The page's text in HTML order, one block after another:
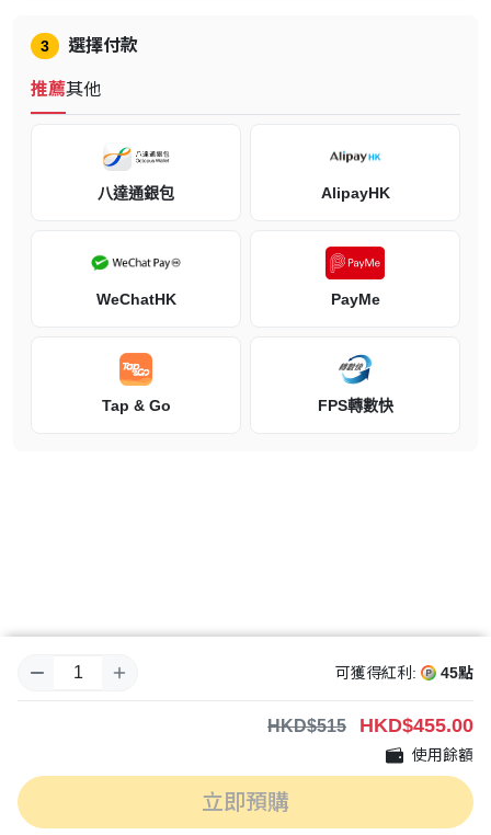
遊戲介紹
CAPCOM ACTION MASTERPIECE
鬼武者 Onimusha
3 選擇付款
推薦其他
八達通銀包 AlipayHK
WeChatHK PayMe
Tap & Go FPS轉數快
可獲得紅利: 45點
HKD$515 HKD$455.00
使用餘額
立即預購